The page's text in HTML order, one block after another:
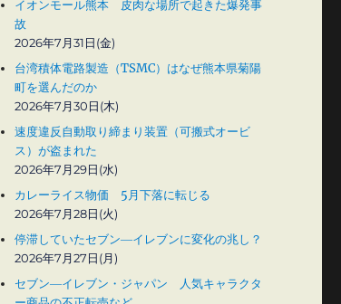
イオンモール熊本 皮肉な場所で起きた爆発事
故
2026年7月31日(金)
台湾積体電路製造（TSMC）はなぜ熊本県菊陽
町を選んだのか
2026年7月30日(木)
速度違反自動取り締まり装置（可搬式オービ
ス）が盗まれた
2026年7月29日(水)
カレーライス物価 5月下落に転じる
2026年7月28日(火)
停滞していたセブン―イレブンに変化の兆し？
2026年7月27日(月)
セブン―イレブン・ジャパン 人気キャラクタ